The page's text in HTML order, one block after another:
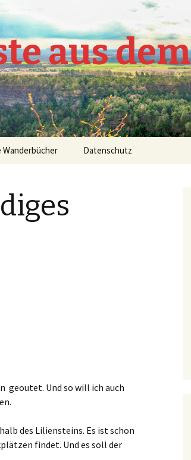
aus dem
Wanderbücher Datenschutz
geoutet. Und so will ich auch
des Liliensteins. Es ist schon
findet. Und es soll der